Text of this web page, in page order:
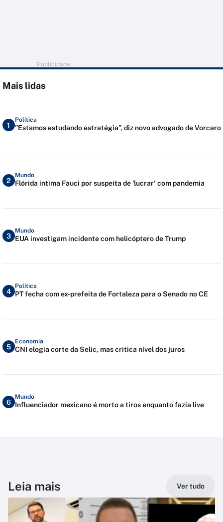
Publicidade
Mais lidas
1
Política
"Estamos estudando estratégia”, diz novo advogado de Vorcaro
2
Mundo
Flórida intima Fauci por suspeita de 'lucrar' com pandemia
3
Mundo
EUA investigam incidente com helicóptero de Trump
4
Política
PT fecha com ex-prefeita de Fortaleza para o Senado no CE
5
Economia
CNI elogia corte da Selic, mas critica nível dos juros
6
Mundo
Influenciador mexicano é morto a tiros enquanto fazia live
Leia mais Ver tudo